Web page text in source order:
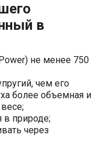
в
не менее 750
чем его
более объемная и
в природе;
через